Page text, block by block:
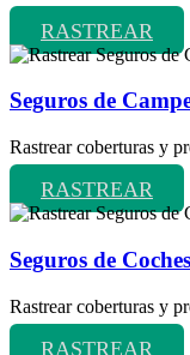
RASTREAR
Seguros de
Rastrear coberturas y
RASTREAR
Seguros de
Rastrear coberturas y
RASTREAR